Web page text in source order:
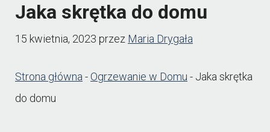
Jaka skrętka do domu
15 kwietnia, 2023 przez Maria Drygała
Strona główna - Ogrzewanie w Domu - Jaka skrętka
do domu